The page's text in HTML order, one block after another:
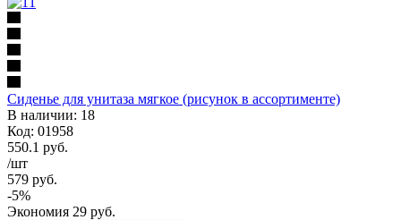
Сиденье для унитаза мягкое (рисунок в ассортименте)
В наличии: 18
Код: 01958
550.1 руб.
/шт
579 руб.
-5%
Экономия 29 руб.